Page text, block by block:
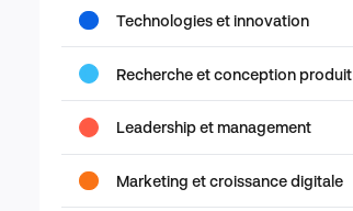
Technologies et innovation
Recherche et conception produit
Leadership et management
Marketing et croissance digitale